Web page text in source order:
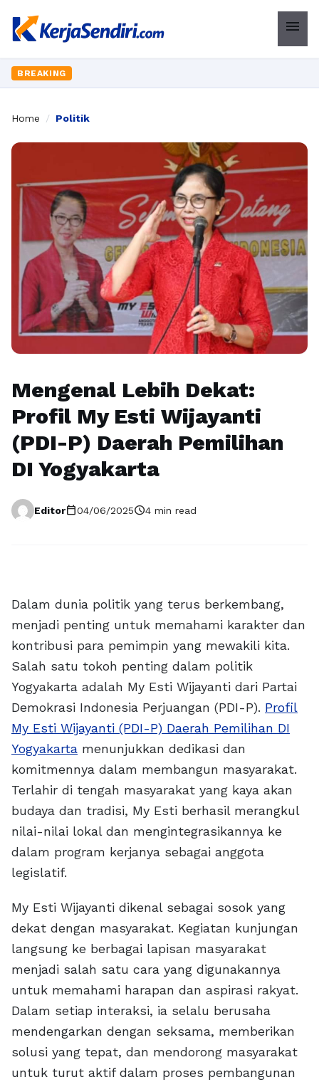
menu
BREAKING
Home / Politik
Mengenal Lebih Dekat:
Profil My Esti Wijayanti
(PDI-P) Daerah Pemilihan
DI Yogyakarta
Editorcalendar_today04/06/2025schedule4 min read
Dalam dunia politik yang terus berkembang,
menjadi penting untuk memahami karakter dan
kontribusi para pemimpin yang mewakili kita.
Salah satu tokoh penting dalam politik
Yogyakarta adalah My Esti Wijayanti dari Partai
Demokrasi Indonesia Perjuangan (PDI-P). Profil
My Esti Wijayanti (PDI-P) Daerah Pemilihan DI
Yogyakarta menunjukkan dedikasi dan
komitmennya dalam membangun masyarakat.
Terlahir di tengah masyarakat yang kaya akan
budaya dan tradisi, My Esti berhasil merangkul
nilai-nilai lokal dan mengintegrasikannya ke
dalam program kerjanya sebagai anggota
legislatif.
My Esti Wijayanti dikenal sebagai sosok yang
dekat dengan masyarakat. Kegiatan kunjungan
langsung ke berbagai lapisan masyarakat
menjadi salah satu cara yang digunakannya
untuk memahami harapan dan aspirasi rakyat.
Dalam setiap interaksi, ia selalu berusaha
mendengarkan dengan seksama, memberikan
solusi yang tepat, dan mendorong masyarakat
untuk turut aktif dalam proses pembangunan